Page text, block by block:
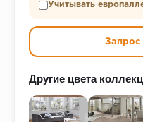
Учитывать
Запрос
Другие цвета